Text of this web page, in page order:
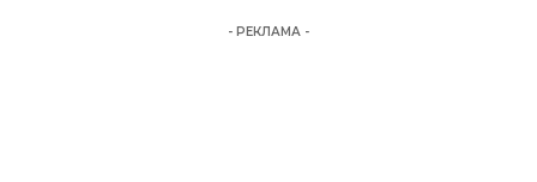
- РЕКЛАМА -